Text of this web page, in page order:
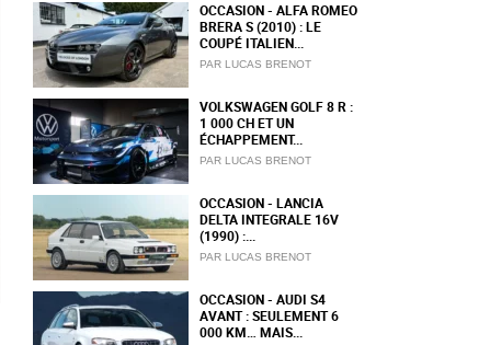
OCCASION - ALFA ROMEO
BRERA S (2010) : LE
COUPÉ ITALIEN...
PAR LUCAS BRENOT
VOLKSWAGEN GOLF 8 R :
1 000 CH ET UN
ÉCHAPPEMENT...
PAR LUCAS BRENOT
OCCASION - LANCIA
DELTA INTEGRALE 16V
(1990) :...
PAR LUCAS BRENOT
OCCASION - AUDI S4
AVANT : SEULEMENT 6
000 KM… MAIS...